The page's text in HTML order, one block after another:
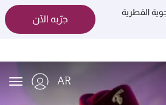
القطرية
جرّبه الآن
AR